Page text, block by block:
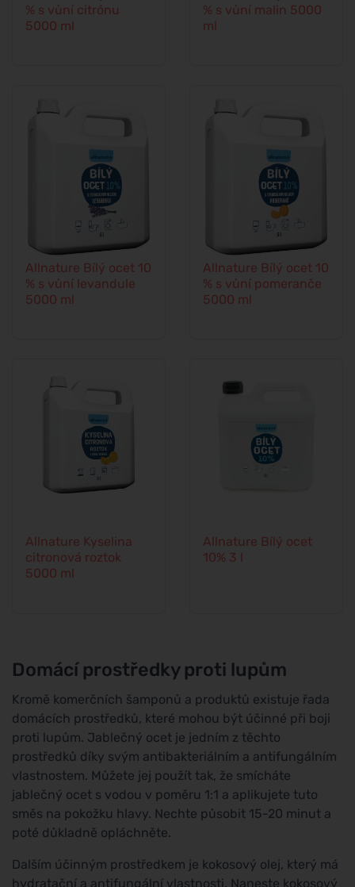
% s vůní citrónu
5000 ml
% s vůní malin 5000
ml
Allnature Bílý ocet 10
% s vůní levandule
5000 ml
Allnature Bílý ocet 10
% s vůní pomeranče
5000 ml
Allnature Kyselina
citronová roztok
5000 ml
Allnature Bílý ocet
10% 3 l
Domácí prostředky proti lupům
Kromě komerčních šamponů a produktů existuje řada
domácích prostředků, které mohou být účinné při boji
proti lupům. Jablečný ocet je jedním z těchto
prostředků díky svým antibakteriálním a antifungálním
vlastnostem. Můžete jej použít tak, že smícháte
jablečný ocet s vodou v poměru 1:1 a aplikujete tuto
směs na pokožku hlavy. Nechte působit 15-20 minut a
poté důkladně opláchněte.
Dalším účinným prostředkem je kokosový olej, který má
hydratační a antifungální vlastnosti. Naneste kokosový